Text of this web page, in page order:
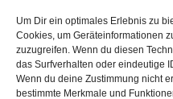
Um Dir ein optimales Erlebnis zu
Cookies, um Geräteinformationen
zuzugreifen. Wenn du diesen
das Surfverhalten oder eindeutige
Wenn du deine Zustimmung nicht
bestimmte Merkmale und
Warenkorb
Kundenkonto